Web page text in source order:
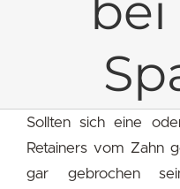
Sollten sich eine
Retainers vom Zahn
gar gebrochen